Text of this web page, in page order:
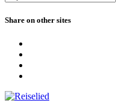
Share on other sites